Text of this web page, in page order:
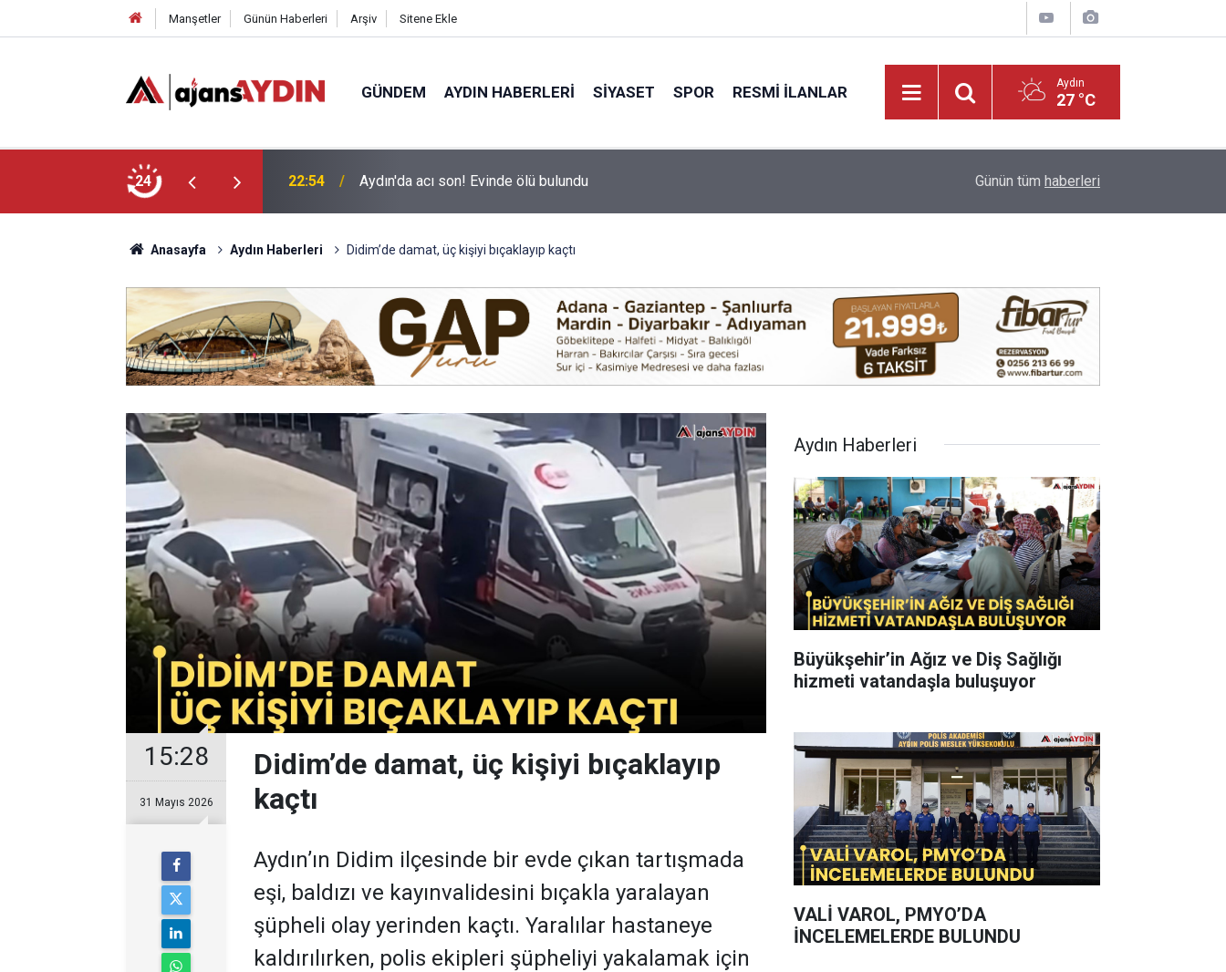
Manşetler Günün Haberleri Arşiv Sitene Ekle
GÜNDEM AYDIN HABERLERI SIYASET SPOR RESMI İLANLAR Aydın
27 °C
24
18:45
Büyükşehir’in Ağız ve Diş Sağlığı hizmeti vatandaşla buluşuyor VALİ VAROL, PMYO’DA İNCELEMELERDE
Günün tüm haberleri
Anasayfa Aydın Haberleri Didim’de damat, üç kişiyi bıçaklayıp kaçtı
15:28
31 Mayıs 2026
Didim’de damat, üç kişiyi bıçaklayıp
kaçtı
Aydın’ın Didim ilçesinde bir evde çıkan tartışmada
eşi, baldızı ve kayınvalidesini bıçakla yaralayan
şüpheli olay yerinden kaçtı. Yaralılar hastaneye
kaldırılırken, polis ekipleri şüpheliyi yakalamak için
Aydın Haberleri
Büyükşehir’in Ağız ve Diş Sağlığı
hizmeti vatandaşla buluşuyor
VALİ VAROL, PMYO’DA
İNCELEMELERDE BULUNDU